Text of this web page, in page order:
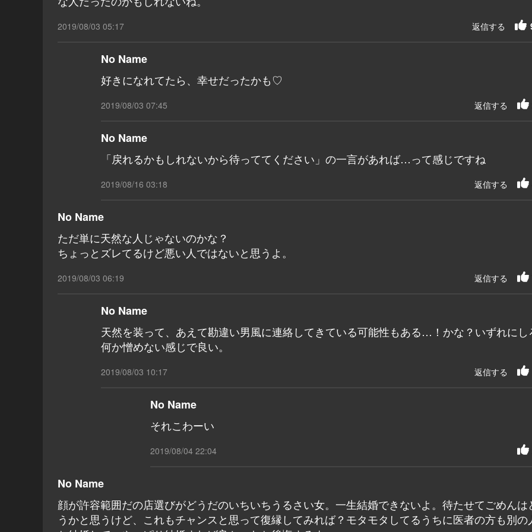
2019/08/03 05:17 返信する
No Name
好きになれてたら、幸せだったかも♡
2019/08/03 07:45 返信する
No Name
「戻れるかもしれないから待っててください」の一言があれば…って感じですね
2019/08/16 03:18 返信する
No Name
ただ単に天然な人じゃないのかな？
ちょっとズレてるけど悪い人ではないと思うよ。
2019/08/03 06:19 返信する
No Name
天然を装って、あえて勘違い男風に連絡してきている可能性もある…！かな？いずれにし
何か憎めない感じで良い。
2019/08/03 10:17 返信する
No Name
それこわーい
2019/08/04 22:04
No Name
顔が許容範囲だの店選びがどうだのいちいちうるさい女。一生結婚できないよ。待たせてごめんは
うかと思うけど、これもチャンスと思って復縁してみれば？モタモタしてるうちに医者の方も別の